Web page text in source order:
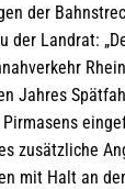
der
der Landrat:
Jahres
zusätzliche
mit Halt an